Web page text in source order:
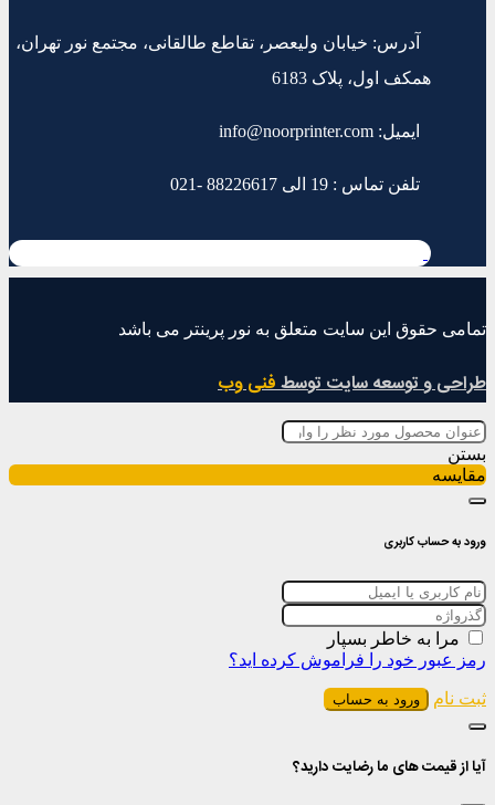
آدرس: خیابان ولیعصر، تقاطع طالقانی، مجتمع نور تهران،
همکف اول، پلاک 6183
ایمیل: info@noorprinter.com
تلفن تماس : 19 الی 88226617 -021
تمامی حقوق این سایت متعلق به نور پرینتر می باشد
طراحی و توسعه سایت توسطفنی وب
بستن
مقایسه
ورود به حساب کاربری
مرا به خاطر بسپار
رمز عبور خود را فراموش کرده اید؟
ثبت نام ورود به حساب
آیا از قیمت های ما رضایت دارید؟